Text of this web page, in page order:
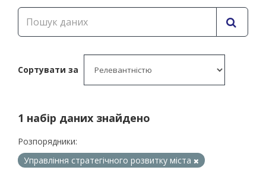
Сортувати за
1 набір даних знайдено
Розпорядники:
Управління стратегічного розвитку міста